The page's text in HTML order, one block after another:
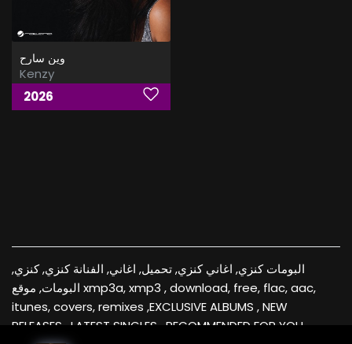
وين سارح
Kenzy
2026
البومات كنزي, اغاني كنزي, تحميل, اغاني, الفنانة كنزي, كنزي,
البومات, موقع xmp3a, xmp3 , download, free, flac, aac,
itunes, covers, remixes ,EXCLUSIVE ALBUMS , NEW
RELEASES , LATEST SINGLES , RECOMMENDED FOR YOU ,